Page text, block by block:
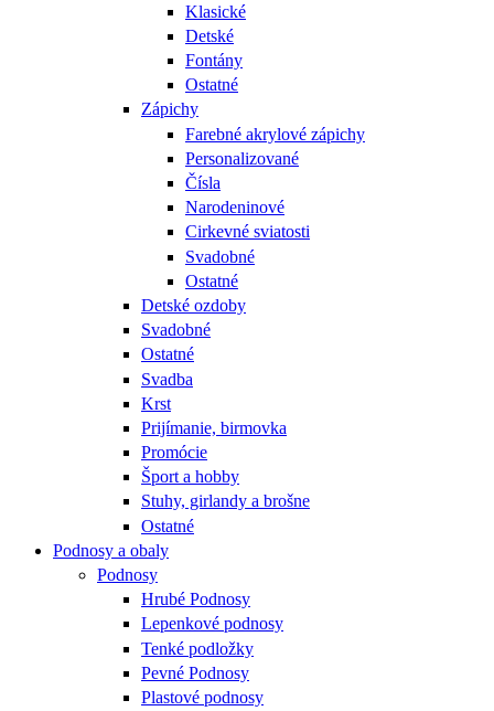
Klasické
Detské
Fontány
Ostatné
Zápichy
Farebné akrylové zápichy
Personalizované
Čísla
Narodeninové
Cirkevné sviatosti
Svadobné
Ostatné
Detské ozdoby
Svadobné
Ostatné
Svadba
Krst
Prijímanie, birmovka
Promócie
Šport a hobby
Stuhy, girlandy a brošne
Ostatné
Podnosy a obaly
Podnosy
Hrubé Podnosy
Lepenkové podnosy
Tenké podložky
Pevné Podnosy
Plastové podnosy